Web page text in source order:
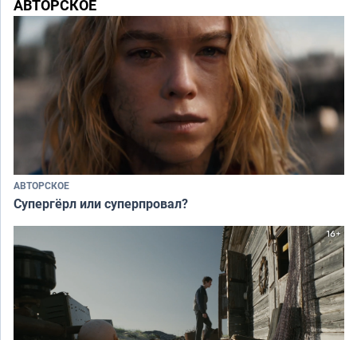
АВТОРСКОЕ
АВТОРСКОЕ
Супергёрл или суперпровал?